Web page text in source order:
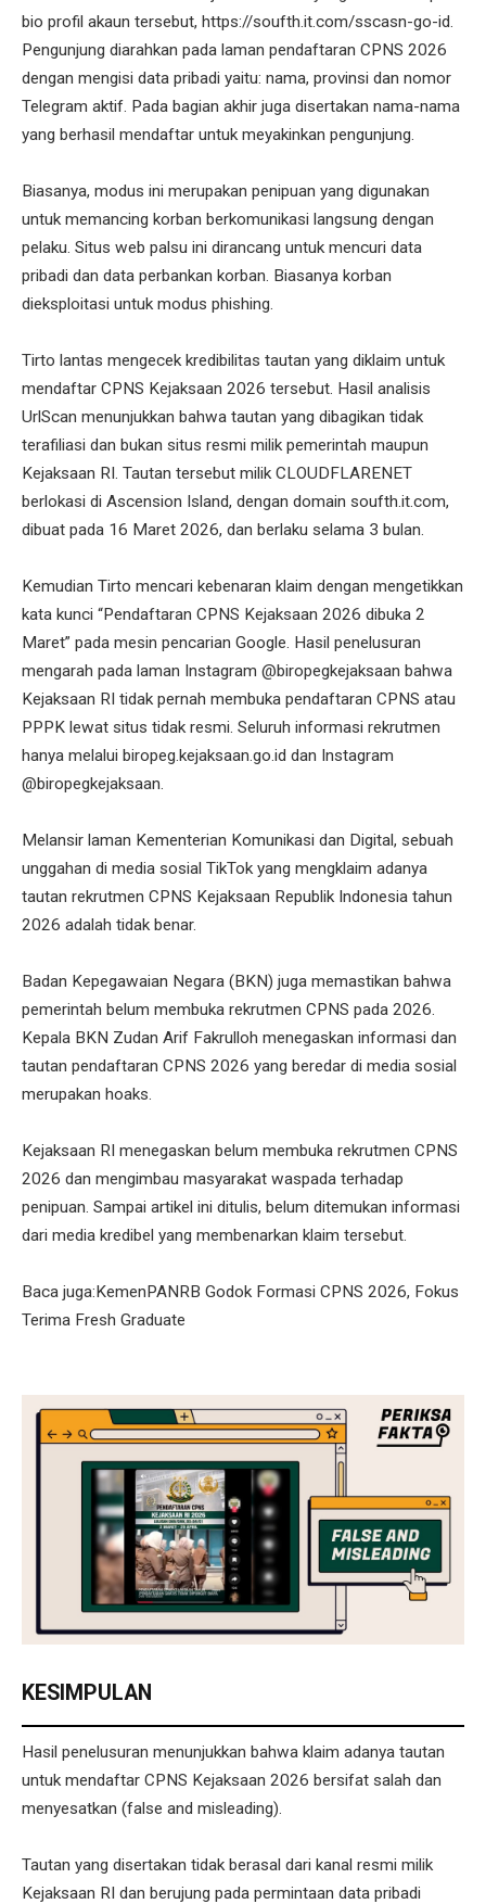
bio profil akaun tersebut, https://soufth.it.com/sscasn-go-id.
Pengunjung diarahkan pada laman pendaftaran CPNS 2026
dengan mengisi data pribadi yaitu: nama, provinsi dan nomor
Telegram aktif. Pada bagian akhir juga disertakan nama-nama
yang berhasil mendaftar untuk meyakinkan pengunjung.
Biasanya, modus ini merupakan penipuan yang digunakan
untuk memancing korban berkomunikasi langsung dengan
pelaku. Situs web palsu ini dirancang untuk mencuri data
pribadi dan data perbankan korban. Biasanya korban
dieksploitasi untuk modus phishing.
Tirto lantas mengecek kredibilitas tautan yang diklaim untuk
mendaftar CPNS Kejaksaan 2026 tersebut. Hasil analisis
UrlScan menunjukkan bahwa tautan yang dibagikan tidak
terafiliasi dan bukan situs resmi milik pemerintah maupun
Kejaksaan RI. Tautan tersebut milik CLOUDFLARENET
berlokasi di Ascension Island, dengan domain soufth.it.com,
dibuat pada 16 Maret 2026, dan berlaku selama 3 bulan.
Kemudian Tirto mencari kebenaran klaim dengan mengetikkan
kata kunci “Pendaftaran CPNS Kejaksaan 2026 dibuka 2
Maret” pada mesin pencarian Google. Hasil penelusuran
mengarah pada laman Instagram @biropegkejaksaan bahwa
Kejaksaan RI tidak pernah membuka pendaftaran CPNS atau
PPPK lewat situs tidak resmi. Seluruh informasi rekrutmen
hanya melalui biropeg.kejaksaan.go.id dan Instagram
@biropegkejaksaan.
Melansir laman Kementerian Komunikasi dan Digital, sebuah
unggahan di media sosial TikTok yang mengklaim adanya
tautan rekrutmen CPNS Kejaksaan Republik Indonesia tahun
2026 adalah tidak benar.
Badan Kepegawaian Negara (BKN) juga memastikan bahwa
pemerintah belum membuka rekrutmen CPNS pada 2026.
Kepala BKN Zudan Arif Fakrulloh menegaskan informasi dan
tautan pendaftaran CPNS 2026 yang beredar di media sosial
merupakan hoaks.
Kejaksaan RI menegaskan belum membuka rekrutmen CPNS
2026 dan mengimbau masyarakat waspada terhadap
penipuan. Sampai artikel ini ditulis, belum ditemukan informasi
dari media kredibel yang membenarkan klaim tersebut.
Baca juga:KemenPANRB Godok Formasi CPNS 2026, Fokus
Terima Fresh Graduate
KESIMPULAN
Hasil penelusuran menunjukkan bahwa klaim adanya tautan
untuk mendaftar CPNS Kejaksaan 2026 bersifat salah dan
menyesatkan (false and misleading).
Tautan yang disertakan tidak berasal dari kanal resmi milik
Kejaksaan RI dan berujung pada permintaan data pribadi